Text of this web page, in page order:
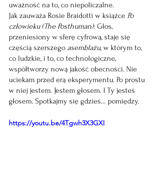
uważność na to, co niepoliczalne.
Jak zauważa Rosie Braidotti w książce Po
człowieku (The Posthuman): Głos,
przeniesiony w sferę cyfrową, staje się
częścią szerszego asemblażu, w którym to,
co ludzkie, i to, co technologiczne,
współtworzy nową jakość obecności. Nie
uciekam przed erą eksperymentu. Po prostu
w niej jestem. Jestem głosem. I Ty jesteś
głosem. Spotkajmy się gdzieś… pomiędzy.
https://youtu.be/4Tgwh3X3GXI